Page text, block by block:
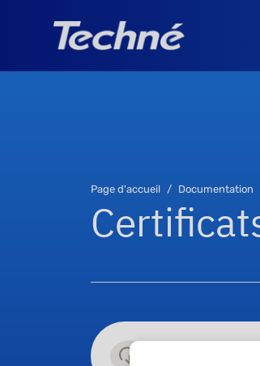
Page d'accueil Documentation
ISO 9001 -